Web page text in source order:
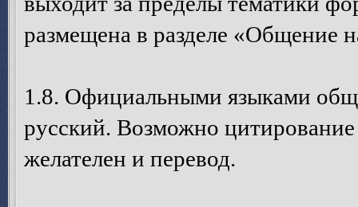
размещена в разделе «Общение
1.8. Официальными языками
русский. Возможно цитирование
желателен и перевод.